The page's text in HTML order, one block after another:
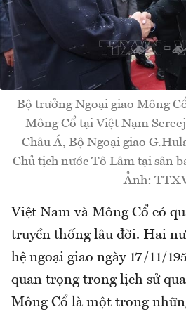
Bộ trưởng Ngoại giao Mông
Mông Cổ tại Việt Nạm
Châu Á, Bộ Ngoại giao
Chủ tịch nước Tô Lâm tại sân
- Ảnh:
Việt Nam và Mông Cổ có
truyền thống lâu đời. Hai
hệ ngoại giao ngày 17/11/
quan trọng trong lịch sử
Mông Cổ là một trong